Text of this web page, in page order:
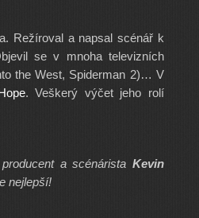
Režíroval a napsal scénář k
se v mnoha televizních
the West, Spiderman 2)… V
. Veškerý výčet jeho rolí
a scénárista Kevin
nejlepší!